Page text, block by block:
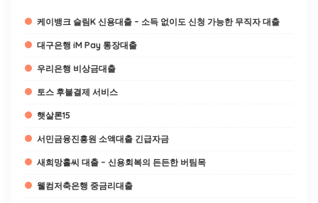
케이뱅크 슬림K 신용대출 – 소득 없이도 신청 가능한 무직자 대출
대구은행 iM Pay 통장대출
우리은행 비상금대출
토스 후불결제 서비스
햇살론15
서민금융진흥원 소액대출 긴급자금
새희망홀씨 대출 – 신용회복의 든든한 버팀목
웰컴저축은행 중금리대출